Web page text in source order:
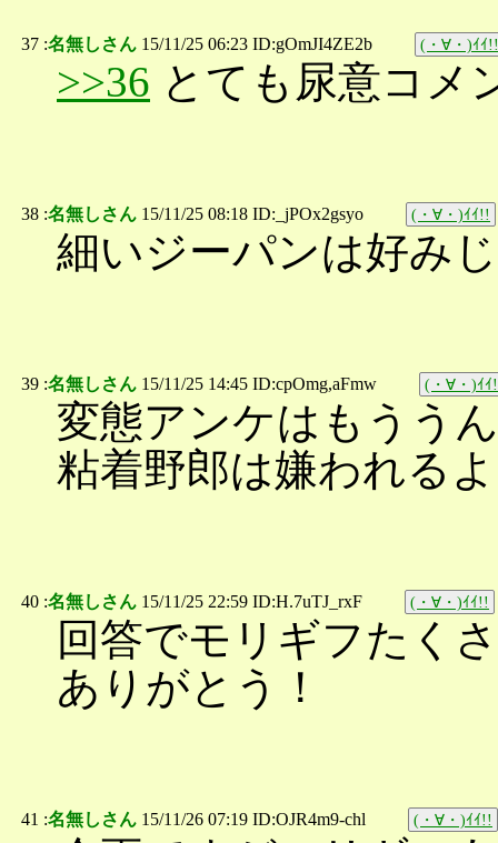
37 :名無しさん 15/11/25 06:23 ID:gOmJI4ZE2b (・∀・)ｲｲ!!
>>36 とても尿意コメ
38 :名無しさん 15/11/25 08:18 ID:_jPOx2gsyo (・∀・)ｲｲ!!
細いジーパンは好み
39 :名無しさん 15/11/25 14:45 ID:cpOmg,aFmw (・∀・)ｲｲ
変態アンケはもうう
粘着野郎は嫌われるよ
40 :名無しさん 15/11/25 22:59 ID:H.7uTJ_rxF (・∀・)ｲｲ!!
回答でモリギフたく
ありがとう！
41 :名無しさん 15/11/26 07:19 ID:OJR4m9-chl (・∀・)ｲｲ!!